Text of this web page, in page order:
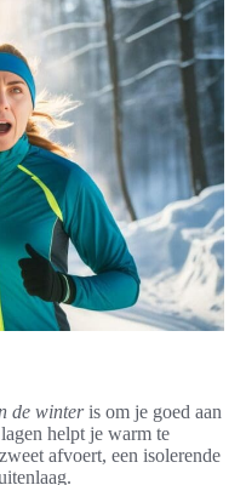
de winteris om je goed aan
helpt je warm te
afvoert, een isolerende